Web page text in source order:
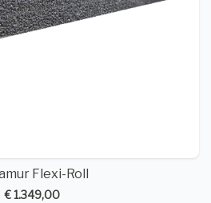
Flexi-Roll
€ 1.349,00